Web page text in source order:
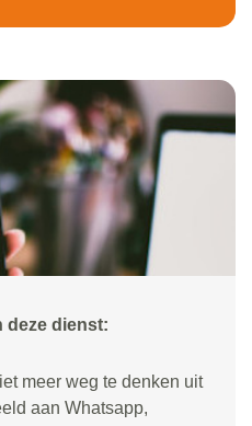
deze dienst:
meer weg te denken uit
aan Whatsapp,